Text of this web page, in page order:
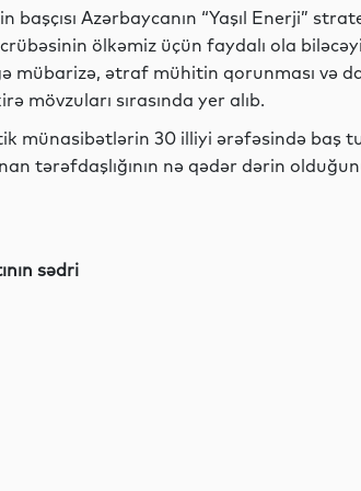
Azərbaycanın “Yaşıl Enerji”
ölkəmiz üçün faydalı ola
mübarizə, ətraf mühitin qorunması və
mövzuları sırasında yer alıb.
münasibətlərin 30 illiyi ərəfəsində baş
tərəfdaşlığının nə qədər dərin
sədri